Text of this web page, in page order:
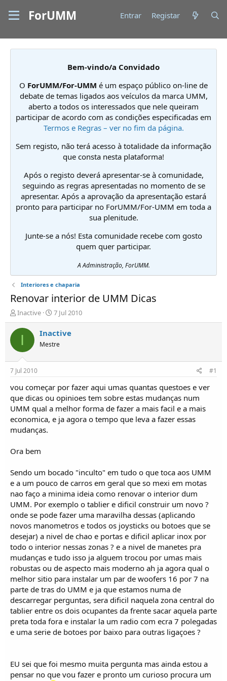
ForUMM Entrar Registar
Bem-vindo/a Convidado
O ForUMM/For-UMM é um espaço público on-line de
debate de temas ligados aos veículos da marca UMM,
aberto a todos os interessados que nele queiram
participar de acordo com as condições especificadas em
Termos e Regras – ver no fim da página.
Sem registo, não terá acesso à totalidade da informação
que consta nesta plataforma!
Após o registo deverá apresentar-se à comunidade,
seguindo as regras apresentadas no momento de se
apresentar. Após a aprovação da apresentação estará
pronto para participar no ForUMM/For-UMM em toda a
sua plenitude.
Junte-se a nós! Esta comunidade recebe com gosto
quem quer participar.
A Administração, ForUMM.
Interiores e chaparia
Renovar interior de UMM Dicas
I
n
i
i
o
r
e
T
ó
p
c
Inactive
D
a
t
d
í
i
o
7 Jul 2010
I Inactive
Mestre
7 Jul 2010 #1
vou começar por fazer aqui umas quantas questoes e ver
que dicas ou opinioes tem sobre estas mudanças num
UMM qual a melhor forma de fazer a mais facil e a mais
economica, e ja agora o tempo que leva a fazer essas
mudanças.
Ora bem
Sendo um bocado "inculto" em tudo o que toca aos UMM
e a um pouco de carros em geral que so mexi em motas
nao faço a minima ideia como renovar o interior dum
UMM. Por exemplo o tablier e dificil construir um novo ?
onde se pode fazer uma maravilha dessas (aplicando
novos manometros e todos os joysticks ou botoes que se
desejar) a nivel de chao e portas e dificil aplicar inox por
todo o interior nessas zonas ? e a nivel de manetes pra
mudanças e tudo isso ja alguem trocou por umas mais
robustas ou de aspecto mais moderno ah ja agora qual o
melhor sitio para instalar um par de woofers 16 por 7 na
parte de tras do UMM e ja que estamos numa de
descarregar perguntas, sera dificil naquela zona central do
tablier entre os dois ocupantes da frente sacar aquela parte
preta toda fora e instalar la um radio com ecra 7 polegadas
e uma serie de botoes por baixo para outras ligaçoes ?
EU sei que foi mesmo muita pergunta mas ainda estou a
pensar no que vou fazer e pronto um curioso procura um